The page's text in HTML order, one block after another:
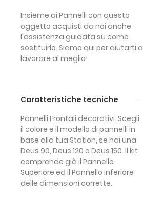
Insieme ai Pannelli con questo
oggetto acquisti da noi anche
l'assistenza guidata su come
sostituirlo. Siamo qui per aiutarti a
lavorare al meglio!
Caratteristiche tecniche
Pannelli Frontali decorativi. Scegli
il colore e il modello di pannelli in
base alla tua Station, se hai una
Deus 90, Deus 120 o Deus 150. Il kit
comprende già il Pannello
Superiore ed il Pannello inferiore
delle dimensioni corrette.